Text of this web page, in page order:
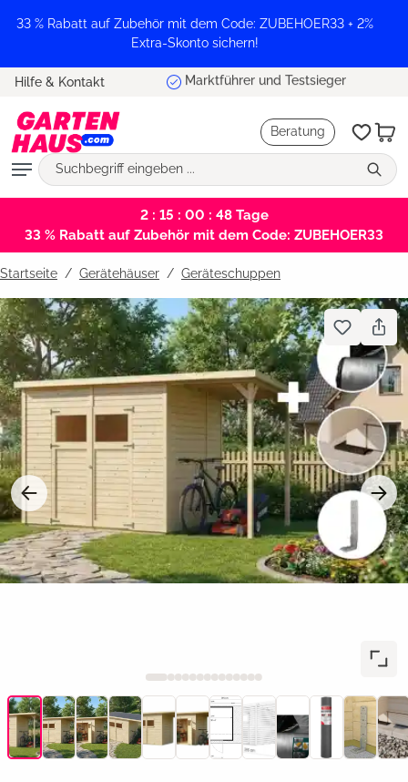
springen
33 % Rabatt auf Zubehör mit dem Code: ZUBEHOER33 + 2%
Extra-Skonto sichern!
Hilfe & Kontakt Marktführer und Testsieger
Beratung
2 : 15 : 00 : 47Tage
33 % Rabatt auf Zubehör mit dem Code: ZUBEHOER33
Startseite Gerätehäuser / Geräteschuppen
Bildergalerie überspringen